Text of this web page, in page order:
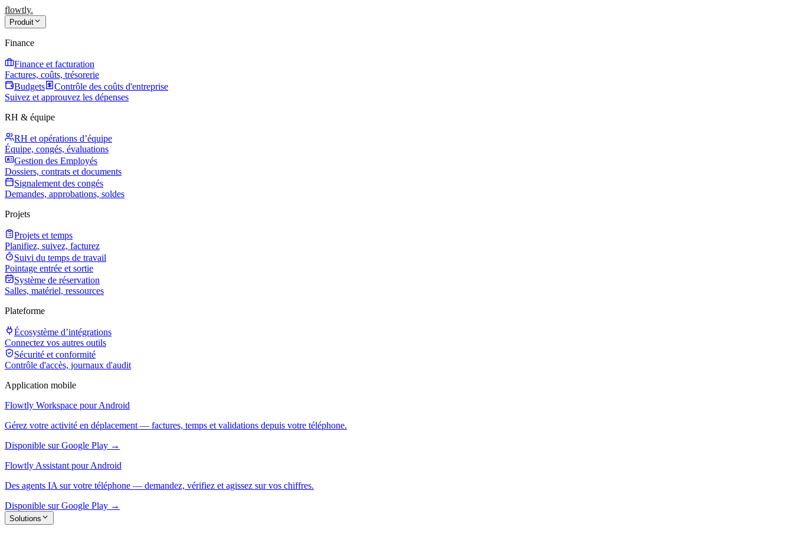
flowtly.
Produit
Finance
Finance et facturation
Factures, coûts, trésorerie
Budgets
Contrôle des coûts d'entreprise
Suivez et approuvez les dépenses
RH & équipe
RH et opérations d’équipe
Équipe, congés, évaluations
Gestion des Employés
Dossiers, contrats et documents
Signalement des congés
Demandes, approbations, soldes
Projets
Projets et temps
Planifiez, suivez, facturez
Suivi du temps de travail
Pointage entrée et sortie
Système de réservation
Salles, matériel, ressources
Plateforme
Écosystème d’intégrations
Connectez vos autres outils
Sécurité et conformité
Contrôle d'accès, journaux d'audit
Application mobile
Flowtly Workspace pour Android
Gérez votre activité en déplacement — factures, temps et validations depuis votre téléphone.
Disponible sur Google Play →
Flowtly Assistant pour Android
Des agents IA sur votre téléphone — demandez, vérifiez et agissez sur vos chiffres.
Disponible sur Google Play →
Solutions